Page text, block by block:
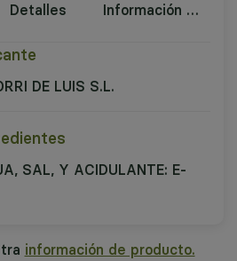
Detalles Información nutricional
DE LUIS S.L.
SAL, Y ACIDULANTE: E-
información de producto.